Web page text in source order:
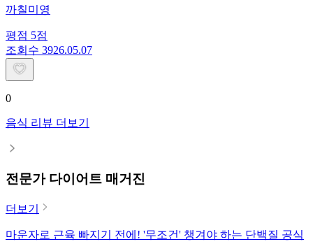
까칠미영
평점 5점
조회수 3926.05.07
0
음식 리뷰 더보기
전문가 다이어트 매거진
더보기
마운자로 근육 빠지기 전에! '무조건' 챙겨야 하는 단백질 공식